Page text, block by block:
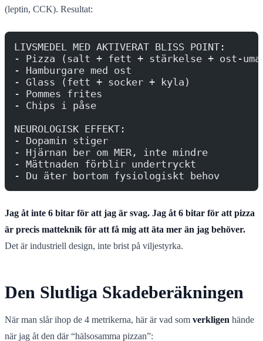
(leptin, CCK). Resultat:
LIVSMEDEL MED AKTIVERAT BLISS POINT:
- Pizza (salt + fett + stärkelse + ost-
- Hamburgare med ost
- Glass (fett + socker + kyla)
- Pommes frites
- Chips i påse
NEUROLOGISK EFFEKT:
- Dopamin stiger
- Hjärnan ber om MER, inte mindre
- Mättnaden förblir undertryckt
- Du äter bortom fysiologiskt behov
Jag åt inte 6 bitar för att jag är svag. Jag åt 6 bitar för att pizza
är precis matteknik för att få mig att äta mer än jag behöver.
Det är industriell design, inte brist på viljestyrka.
Den Slutliga Skadeberäkningen
När man slår ihop de 4 metrikerna, här är vad som verkligen hände
när jag åt den där “hälsosamma pizzan”: